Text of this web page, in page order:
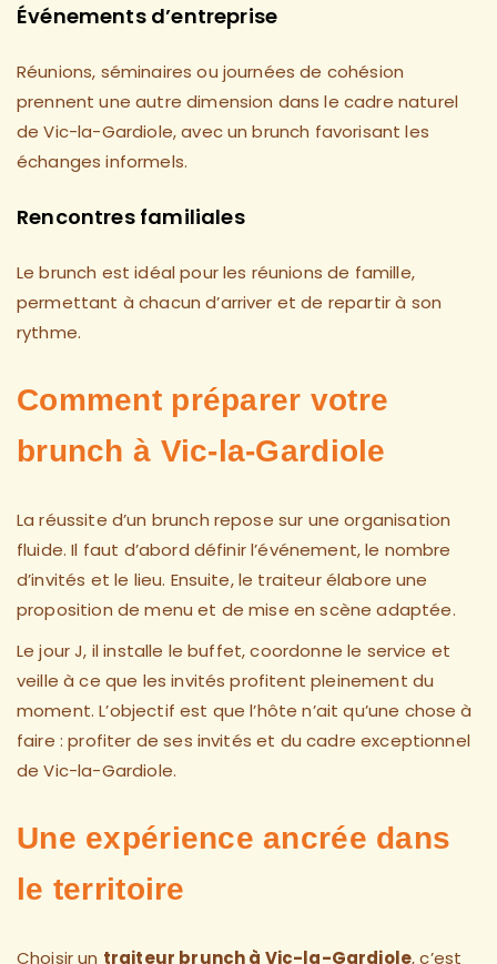
Événements d’entreprise
Réunions, séminaires ou journées de cohésion
prennent une autre dimension dans le cadre naturel
de Vic-la-Gardiole, avec un brunch favorisant les
échanges informels.
Rencontres familiales
Le brunch est idéal pour les réunions de famille,
permettant à chacun d’arriver et de repartir à son
rythme.
Comment préparer votre
brunch à Vic-la-Gardiole
La réussite d’un brunch repose sur une organisation
fluide. Il faut d’abord définir l’événement, le nombre
d’invités et le lieu. Ensuite, le traiteur élabore une
proposition de menu et de mise en scène adaptée.
Le jour J, il installe le buffet, coordonne le service et
veille à ce que les invités profitent pleinement du
moment. L’objectif est que l’hôte n’ait qu’une chose à
faire : profiter de ses invités et du cadre exceptionnel
de Vic-la-Gardiole.
Une expérience ancrée dans
le territoire
Choisir un traiteur brunch à Vic-la-Gardiole, c’est